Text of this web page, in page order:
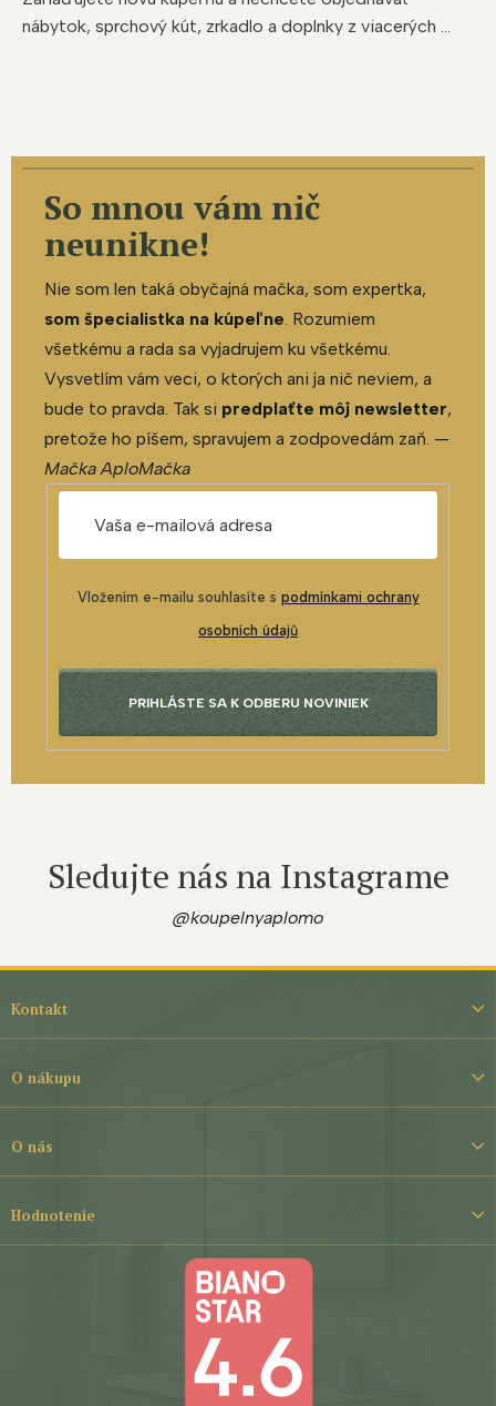
nábytok, sprchový kút, zrkadlo a doplnky z viacerých ...
So mnou vám nič
neunikne!
Nie som len taká obyčajná mačka, som expertka,
som špecialistka na kúpeľne. Rozumiem
všetkému a rada sa vyjadrujem ku všetkému.
Vysvetlím vám veci, o ktorých ani ja nič neviem, a
bude to pravda. Tak si predplaťte môj newsletter,
pretože ho píšem, spravujem a zodpovedám zaň. —
Mačka AploMačka
Vložením e-mailu souhlasíte s podmínkami ochrany
osobních údajů
PRIHLÁSTE SA K ODBERU NOVINIEK
Sledujte nás na Instagrame
@koupelnyaplomo
i
Kontakt
O nákupu
O nás
Hodnotenie